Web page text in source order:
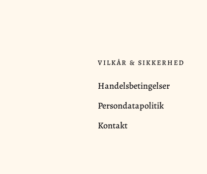
VILKÅR & SIKKERHED
Handelsbetingelser
Persondatapolitik
Kontakt